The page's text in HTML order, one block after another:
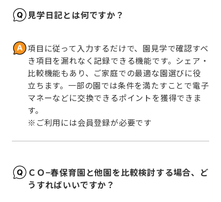
見学日記とは何ですか？
項目に従って入力するだけで、園見学で確認すべ
き項目を漏れなく記録できる機能です。シェア・
比較機能もあり、ご家庭での最適な園選びに役
立ちます。一部の園では条件を満たすことで電子
マネーなどに交換できるポイントを獲得できま
す。
※ご利用には会員登録が必要です
ＣＯ−春保育園と他園を比較検討する場合、ど
うすればいいですか？